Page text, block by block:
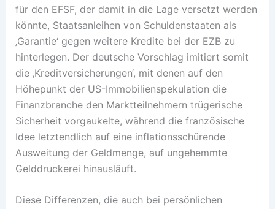
für den EFSF, der damit in die Lage versetzt werden
könnte, Staatsanleihen von Schuldenstaaten als
‚Garantie‘ gegen weitere Kredite bei der EZB zu
hinterlegen. Der deutsche Vorschlag imitiert somit
die ‚Kreditversicherungen‘, mit denen auf den
Höhepunkt der US-Immobilienspekulation die
Finanzbranche den Marktteilnehmern trügerische
Sicherheit vorgaukelte, während die französische
Idee letztendlich auf eine inflationsschürende
Ausweitung der Geldmenge, auf ungehemmte
Gelddruckerei hinausläuft.
Diese Differenzen, die auch bei persönlichen